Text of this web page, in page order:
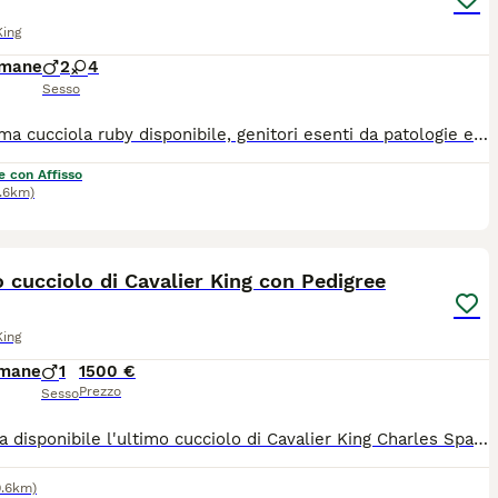
2 4
Sesso
Bellissima cucciola ruby disponibile, genitori esenti da patologie ereditarie. È molto dolce e affettuosa!
con Affisso
cucciolo di Cavalier King con Pedigree
1
Sesso
1500 €
Prezzo
È ancora disponibile l'ultimo cucciolo di Cavalier King Charles Spaniel del nostro allevamento, nato il 7 maggio 2026. Potrà raggiungere la sua nuova famiglia al compimento dei due mesi di età. La mamma vive con noi ed è possibile conoscerla durante la visita. Il cucciolo verrà affidato con: - certificato veterinario di buona salute; - pedigree; - microchip e iscrizione all'anagrafe canina; - prima vaccinazione; - tre sverminazioni già effettuate. Se avete già programmato le vacanze estive, nessun problema: possiamo tenerlo con noi in allevamento fino al vostro rientro, così potrete accoglierlo con tutta calma. Se desiderate venire a conoscerlo dal vivo, saremo felici di accogliervi, senza alcun impegno. Per qualsiasi informazione o per fissare una visita potete contattarci al 347 9600102, anche su WhatsApp.